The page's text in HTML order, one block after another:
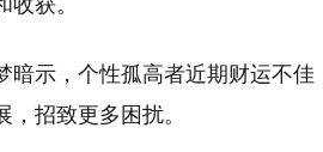
获。
暗示，个性孤高者近期财运不
招致更多困扰。